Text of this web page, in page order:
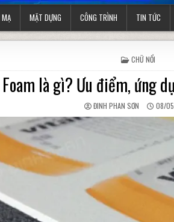
MẶT DỰNG CÔNG TRÌNH TIN TỨC
POSTED IN
CHỮ NỔI
là gì? Ưu điểm, ứng
AUTHOR:
ĐINH PHAN SƠN 08/